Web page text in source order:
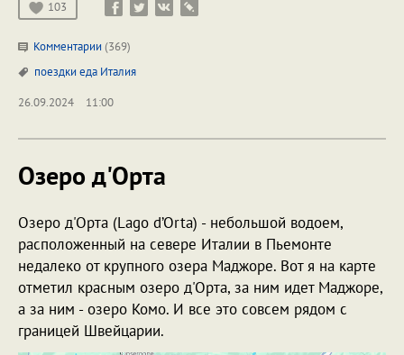
103
Комментарии (369)
поездки еда Италия
26.09.2024
11:00
Озеро д'Орта
Озеро д'Орта (Lago d’Orta) - небольшой водоем,
расположенный на севере Италии в Пьемонте
недалеко от крупного озера Маджоре. Вот я на карте
отметил красным озеро д'Орта, за ним идет Маджоре,
а за ним - озеро Комо. И все это совсем рядом с
границей Швейцарии.